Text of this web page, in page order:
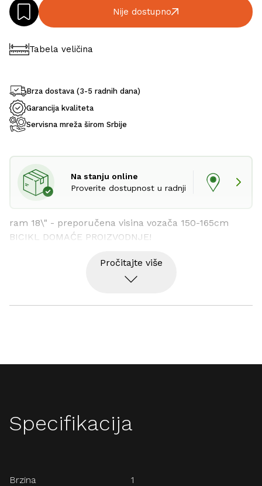
Nije dostupno
Tabela veličina
Brza dostava (3-5 radnih dana)
Garancija kvaliteta
Servisna mreža širom Srbije
Na stanju online
Proverite dostupnost u radnji
ram 18\" - preporučena visina vozača 150-165cm
BICIKL DOMAĆE PROIZVODNJE!
Pročitajte više
Specifikacija
Brzina 1